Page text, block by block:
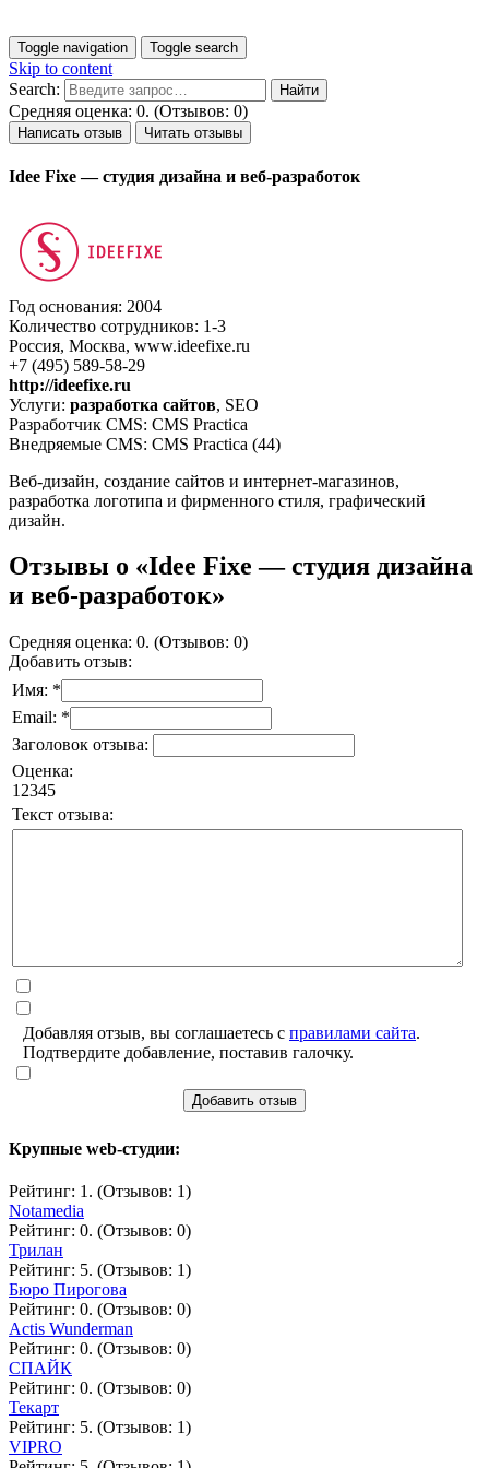
Toggle navigation Toggle search
Skip to content
Search:
Средняя оценка: 0. (Отзывов: 0)
Написать отзыв Читать отзывы
Idee Fixe — студия дизайна и веб-разработок
Год основания: 2004
Количество сотрудников: 1-3
Россия, Москва, www.ideefixe.ru
+7 (495) 589-58-29
http://ideefixe.ru
Услуги: разработка сайтов, SEO
Разработчик CMS: CMS Practica
Внедряемые CMS: CMS Practica (44)
Веб-дизайн, создание сайтов и интернет-магазинов,
разработка логотипа и фирменного стиля, графический
дизайн.
Отзывы о «Idee Fixe — студия дизайна
и веб-разработок»
Средняя оценка: 0. (Отзывов: 0)
Добавить отзыв:
Имя: *
Email: *
Заголовок отзыва:
Оценка:
1 2345
Текст отзыва:
Добавляя отзыв, вы соглашаетесь с правилами сайта.
Подтвердите добавление, поставив галочку.
Добавить отзыв
Крупные web-студии:
Рейтинг: 1. (Отзывов: 1)
Notamedia
Рейтинг: 0. (Отзывов: 0)
Трилан
Рейтинг: 5. (Отзывов: 1)
Бюро Пирогова
Рейтинг: 0. (Отзывов: 0)
Actis Wunderman
Рейтинг: 0. (Отзывов: 0)
СПАЙК
Рейтинг: 0. (Отзывов: 0)
Текарт
Рейтинг: 5. (Отзывов: 1)
VIPRO